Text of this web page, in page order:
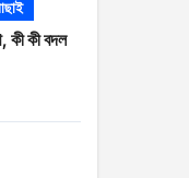
কী কী বদল